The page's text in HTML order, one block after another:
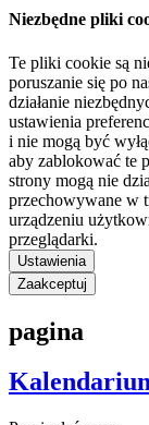
Niezbędne pliki
Te pliki cookie są
poruszanie się po
działanie
ustawienia
i nie mogą być
aby zablokować te
strony mogą nie
przechowywane w
urządzeniu
przeglądarki.
Ustawienia
Zaakceptuj
pagina